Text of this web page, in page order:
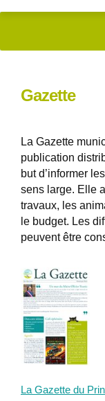
Gazette
La Gazette
publication
but d’informer
sens large. Elle
travaux, les
le budget. Les
peuvent être
La Gazette du